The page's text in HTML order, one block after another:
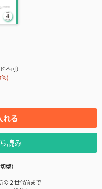
不可）
％)
れる
読み
型）
の２世代前まで